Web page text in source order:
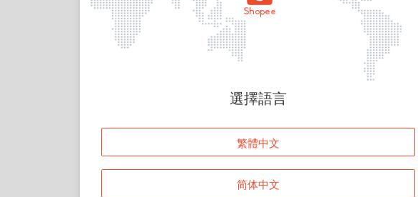
頁面無法顯示
登入
返回首頁
選擇語言
繁體中文
简体中文